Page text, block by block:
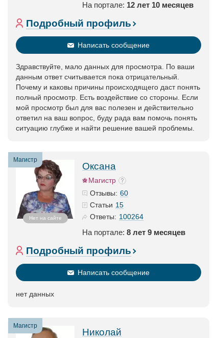
На портале: 12 лет 10 месяцев
Подробный профиль
Написать сообщение
Здравствуйте, мало данных для просмотра. По ваши
данным ответ считывается пока отрицательный.
Почему и каковы причины происходящего даст понять
полный просмотр. Есть воздействие со стороны. Если
мой просмотр был для вас полезен и действительно
ответил на ваш вопрос, буду рада вам помочь понять
ситуацию глубже и найти решение вашей проблемы.
Магистр
Нет на сайте
Оксана
Магистр
Отзывы: 60
Статьи 15
Ответы: 100264
На портале: 8 лет 9 месяцев
Подробный профиль
Написать сообщение
нет данных
Магистр
Николай